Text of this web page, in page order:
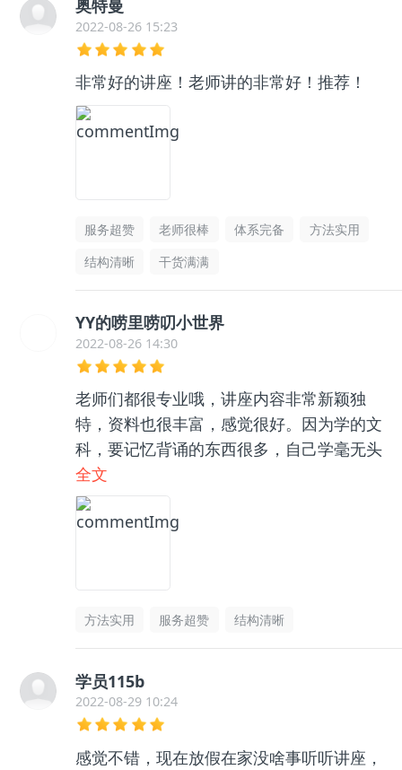
奥特曼
2022-08-26 15:23
非常好的讲座！老师讲的非常好！推荐！
服务超赞 老师很棒 体系完备
方法实用
结构清晰
干货满满
YY的唠里唠叨小世界
2022-08-26 14:30
老师们都很专业哦，讲座内容非常新颖独
特，资料也很丰富，感觉很好。因为学的文
科，要记忆背诵的东西很多，自己学毫无头
绪，和咨询老师聊了之后收获很大，逻辑框
架清晰了很多，总之很推荐👍🏻
全文
方法实用 服务超赞 结构清晰
学员115b
2022-08-29 10:24
感觉不错，现在放假在家没啥事听听讲座，